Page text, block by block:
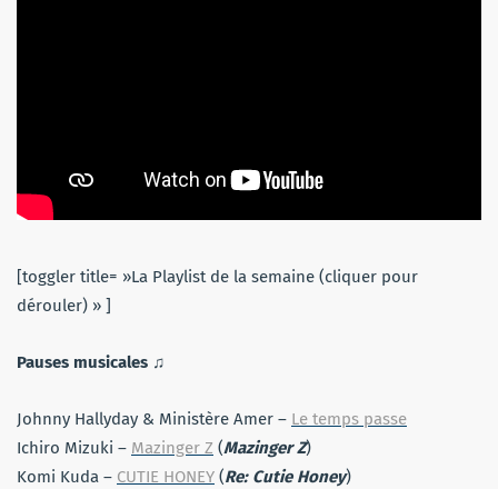
[toggler title= »La Playlist de la semaine (cliquer pour
dérouler) » ]
Pauses musicales ♫
Johnny Hallyday & Ministère Amer – Le temps passe
Ichiro Mizuki – Mazinger Z (Mazinger Z)
Komi Kuda – CUTIE HONEY (Re: Cutie Honey)